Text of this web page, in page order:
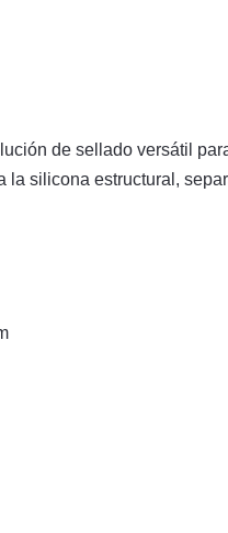
de sellado versátil
silicona estructural,